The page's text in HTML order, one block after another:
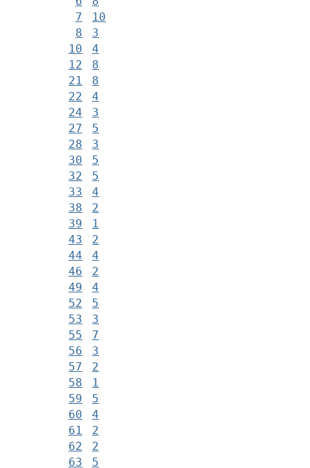
7
10
8
3
10
4
12
8
21
8
22
4
24
3
27
5
28
3
30
5
32
5
33
4
38
2
39
1
43
2
44
4
46
2
49
4
52
5
53
3
55
7
56
3
57
2
58
1
59
5
60
4
61
2
62
2
63
5